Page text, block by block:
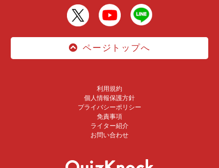
ページトップへ
利用規約
個人情報保護方針
プライバシーポリシー
免責事項
ライター紹介
お問い合わせ